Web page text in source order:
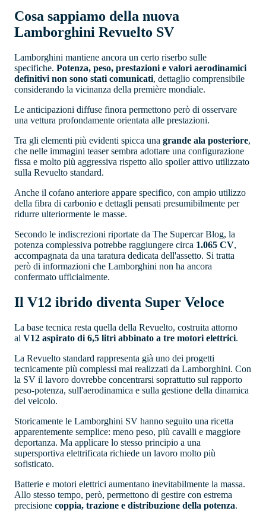
Cosa sappiamo della nuova
Lamborghini Revuelto SV
Lamborghini mantiene ancora un certo riserbo sulle
specifiche. Potenza, peso, prestazioni e valori aerodinamici
definitivi non sono stati comunicati, dettaglio comprensibile
considerando la vicinanza della première mondiale.
Le anticipazioni diffuse finora permettono però di osservare
una vettura profondamente orientata alle prestazioni.
Tra gli elementi più evidenti spicca una grande ala posteriore,
che nelle immagini teaser sembra adottare una configurazione
fissa e molto più aggressiva rispetto allo spoiler attivo utilizzato
sulla Revuelto standard.
Anche il cofano anteriore appare specifico, con ampio utilizzo
della fibra di carbonio e dettagli pensati presumibilmente per
ridurre ulteriormente le masse.
Secondo le indiscrezioni riportate da The Supercar Blog, la
potenza complessiva potrebbe raggiungere circa 1.065 CV,
accompagnata da una taratura dedicata dell'assetto. Si tratta
però di informazioni che Lamborghini non ha ancora
confermato ufficialmente.
Il V12 ibrido diventa Super Veloce
La base tecnica resta quella della Revuelto, costruita attorno
al V12 aspirato di 6,5 litri abbinato a tre motori elettrici.
La Revuelto standard rappresenta già uno dei progetti
tecnicamente più complessi mai realizzati da Lamborghini. Con
la SV il lavoro dovrebbe concentrarsi soprattutto sul rapporto
peso-potenza, sull'aerodinamica e sulla gestione della dinamica
del veicolo.
Storicamente le Lamborghini SV hanno seguito una ricetta
apparentemente semplice: meno peso, più cavalli e maggiore
deportanza. Ma applicare lo stesso principio a una
supersportiva elettrificata richiede un lavoro molto più
sofisticato.
Batterie e motori elettrici aumentano inevitabilmente la massa.
Allo stesso tempo, però, permettono di gestire con estrema
precisione coppia, trazione e distribuzione della potenza.